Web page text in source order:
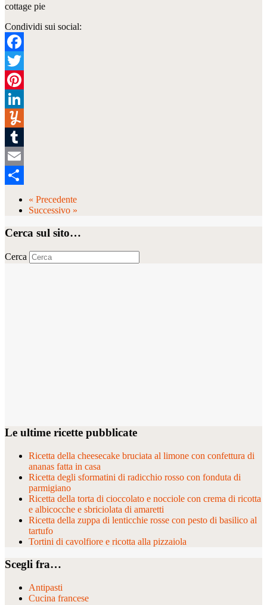
cottage pie
Condividi sui social:
Facebook
Twitter
Pinterest
LinkedIn
Yummly
Tumblr
Email
Condividi
« Precedente
Successivo »
Cerca sul sito…
Cerca
Le ultime ricette pubblicate
Ricetta della cheesecake bruciata al limone con confettura di
ananas fatta in casa
Ricetta degli sformatini di radicchio rosso con fonduta di
parmigiano
Ricetta della torta di cioccolato e nocciole con crema di ricotta
e albicocche e sbriciolata di amaretti
Ricetta della zuppa di lenticchie rosse con pesto di basilico al
tartufo
Tortini di cavolfiore e ricotta alla pizzaiola
Scegli fra…
Antipasti
Cucina francese